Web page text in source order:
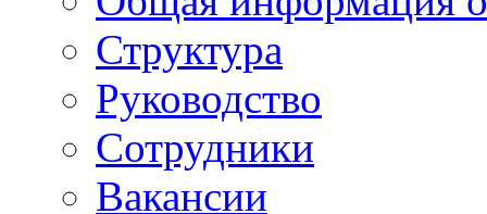
Структура
Руководство
Сотрудники
Вакансии